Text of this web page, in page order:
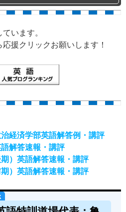
います。
援クリックお願いします！
経済学部英語解答例・講評
解答速報・講評
）英語解答速報・講評
）英語解答速報・講評